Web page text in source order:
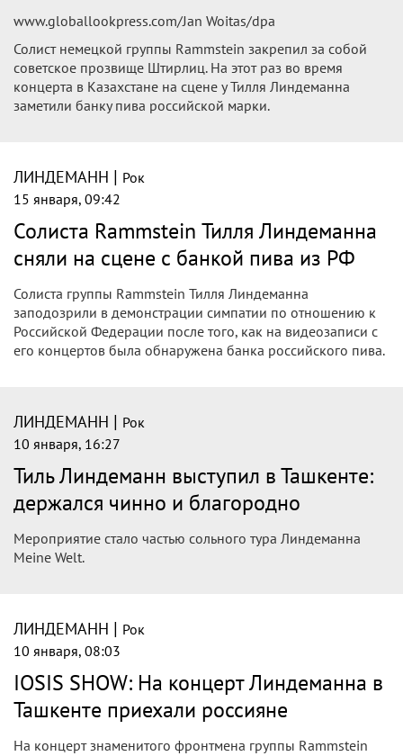
www.globallookpress.com/Jan Woitas/dpa
Солист немецкой группы Rammstein закрепил за собой
советское прозвище Штирлиц. На этот раз во время
концерта в Казахстане на сцене у Тилля Линдеманна
заметили банку пива российской марки.
ЛИНДЕМАНН | Рок
15 января, 09:42
Солиста Rammstein Тилля Линдеманна
сняли на сцене с банкой пива из РФ
Солиста группы Rammstein Тилля Линдеманна
заподозрили в демонстрации симпатии по отношению к
Российской Федерации после того, как на видеозаписи с
его концертов была обнаружена банка российского пива.
ЛИНДЕМАНН | Рок
10 января, 16:27
Тиль Линдеманн выступил в Ташкенте:
держался чинно и благородно
Мероприятие стало частью сольного тура Линдеманна
Meine Welt.
ЛИНДЕМАНН | Рок
10 января, 08:03
IOSIS SHOW: На концерт Линдеманна в
Ташкенте приехали россияне
На концерт знаменитого фронтмена группы Rammstein